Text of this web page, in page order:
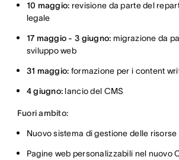
10 maggio: revisione da parte del
legale
17 maggio - 3 giugno: migrazione da
sviluppo web
31 maggio: formazione per i content
4 giugno:lancio del CMS
Fuori ambito:
Nuovo sistema di gestione delle
Pagine web personalizzabili nel nuovo